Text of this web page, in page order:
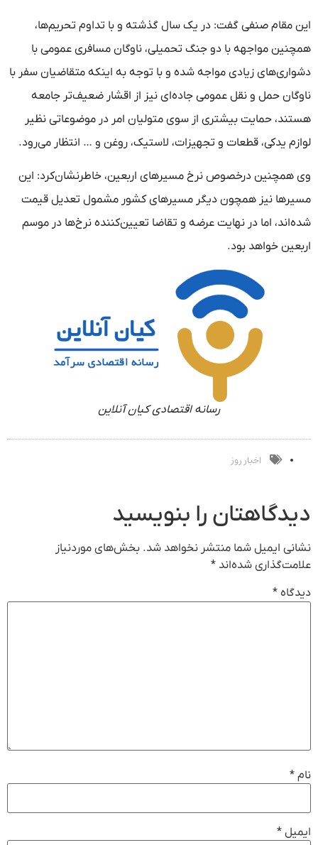
این مقام صنفی گفت: در یک سال گذشته و با تداوم تحریم‌ها،
همچنین مواجهه با دو جنگ تحمیلی، ناوگان مسافری عمومی با
دشواری‌های زیادی مواجه شده و با توجه به اینکه متقاضیان سفر با
ناوگان حمل و نقل عمومی جاده‌ای نیز از اقشار ضعیف‌تر جامعه
هستند، حمایت بیشتری از سوی متولیان امر در موضوعاتی نظیر
لوازم یدکی، قطعات و تجهیزات، لاستیک، روغن و … انتظار می‌رود.
وی همچنین درخصوص نرخ مسیرهای اربعین، خاطرنشان‌کرد: این
مسیرها نیز همچون دیگر مسیرهای کشور مشمول تعدیل قیمت
شده‌اند، اما در نهایت عرضه و تقاضا تعیین‌کننده نرخ‌ها در موسم
اربعین خواهد بود.
رسانه اقتصادی کیان آنلاین
اخبار روز
دیدگاهتان را بنویسید
نشانی ایمیل شما منتشر نخواهد شد. بخش‌های موردنیاز
علامت‌گذاری شده‌اند *
دیدگاه *
نام *
ایمیل *